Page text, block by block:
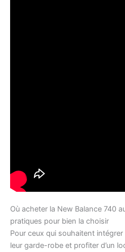
Où acheter la New Balance 740
pratiques pour bien la choisir
Pour ceux qui souhaitent
leur garde-robe et profiter d’un